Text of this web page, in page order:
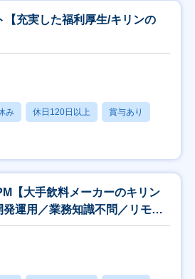
充実した福利厚生/キリンの
み 休日120日以上 賞与あり
【大手飲料メーカーのキリン
運用／業務知識不問／リモー